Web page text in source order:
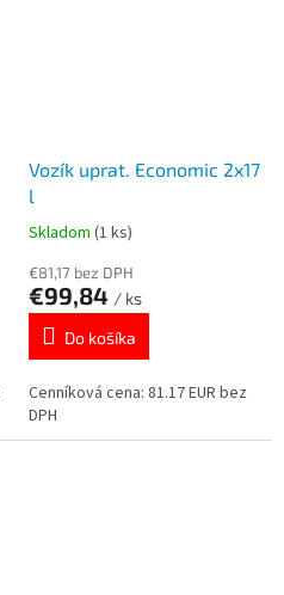
Vozík uprat. Economic 2x17
l
Skladom (1 ks)
€81,17 bez DPH
€99,84 / ks
Do košíka
Cenníková cena: 81.17 EUR bez
DPH